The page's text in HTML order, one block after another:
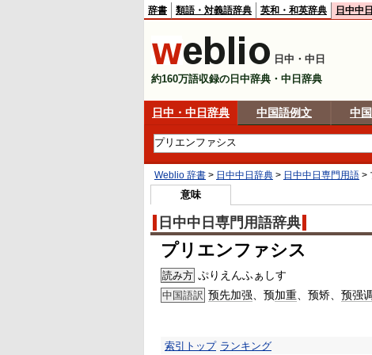
辞書 類語・対義語辞典 英和・和英辞典 日中中
日中・中日
約160万語収録の日中辞典・中日辞典
日中・中日辞典 中国語例文 中
Weblio 辞書 > 日中中日辞典 > 日中中日専門用語 >
意味
日中中日専門用語辞典
プリエンファシス
読み方 ぷりえんふぁしす
中国語訳 预先加强 、预加重 、预矫、 预强调
索引トップ ランキング